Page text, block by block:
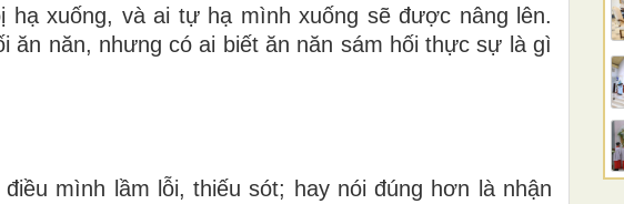
xuống, và ai tự hạ mình xuống sẽ được nâng lên.
ăn năn, nhưng có ai biết ăn năn sám hối thực sự là gì
mình lầm lỗi, thiếu sót; hay nói đúng hơn là nhận